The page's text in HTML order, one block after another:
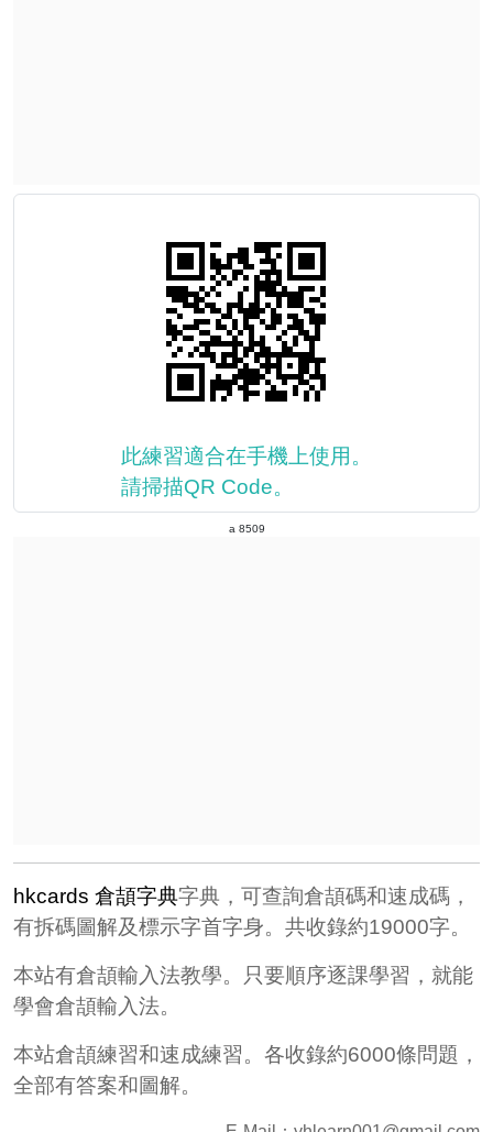
此練習適合在手機上使用。
請掃描QR Code。
a 8509
hkcards 倉頡字典字典，可查詢倉頡碼和速成碼，
有拆碼圖解及標示字首字身。共收錄約19000字。
本站有倉頡輸入法教學。只要順序逐課學習，就能
學會倉頡輸入法。
本站倉頡練習和速成練習。各收錄約6000條問題，
全部有答案和圖解。